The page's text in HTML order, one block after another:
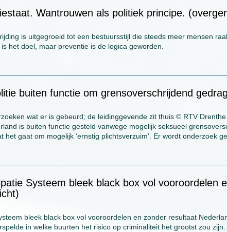
Wantrouwen als politiek principe.
is uitgegroeid tot een bestuursstijl die steeds meer mensen
het doel, maar preventie is de logica geworden.
buiten functie om grensoverschrijdend
wat er is gebeurd; de leidinggevende zit thuis © RTV
is buiten functie gesteld vanwege mogelijk seksueel
het gaat om mogelijk ‘ernstig plichtsverzuim’. Er wordt onderzoek
Systeem bleek black box vol vooroordelen
bleek black box vol vooroordelen en zonder resultaat
in welke buurten het risico op criminaliteit het grootst zou